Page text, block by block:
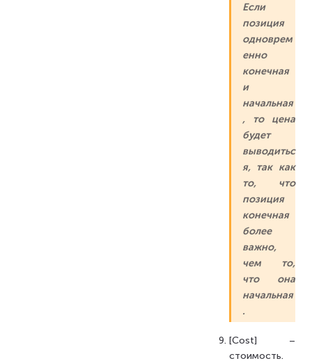
Если
позиция
одноврем
енно
конечная
и
начальная
, то цена
будет
выводитьс
я, так как
то, что
позиция
конечная
более
важно,
чем то,
что она
начальная
.
[Cost] –
стоимость.